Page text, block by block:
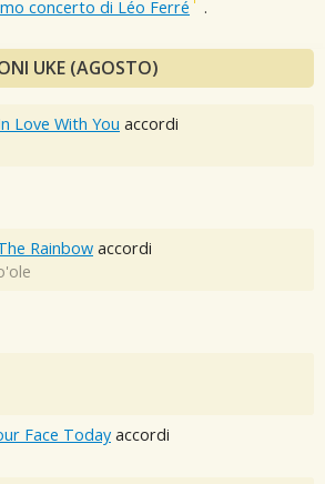
concerto di Léo Ferré .
UKE (AGOSTO)
Love With You accordi
Rainbow accordi
Face Today accordi